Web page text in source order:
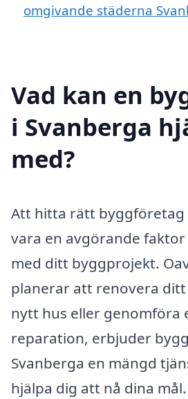
omgivande städerna
Vad kan en
i Svanberga
med?
Att hitta rätt byggföretag
vara en avgörande
med ditt byggprojekt.
planerar att renovera
nytt hus eller genomföra
reparation, erbjuder
Svanberga en mängd
hjälpa dig att nå dina